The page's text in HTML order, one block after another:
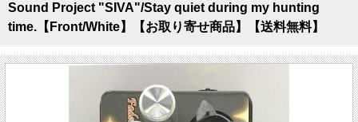
Sound Project "SIVA"/Stay quiet during my hunting
time.【Front/White】【お取り寄せ商品】【送料無料】